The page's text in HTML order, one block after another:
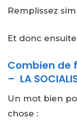
Remplissez
Et donc
Combien de
– LA
Un mot bien
chose :